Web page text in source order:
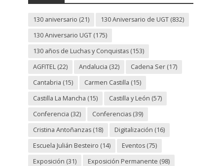
130 aniversario (21) 130 Aniversario de UGT(832)
130 Aniversario UGT(175)
130 años de Luchas y Conquistas(153)
AGFITEL(22) Andalucia (32) Cadena Ser(17)
Cantabria (15) Carmen Castilla (15)
Castilla La Mancha (15) Castilla y León (57)
Conferencia (32) Conferencias(39)
Cristina Antoñanzas(18) Digitalización (16)
Escuela Julián Besteiro (14) Eventos(75)
Exposición (31) Exposición Permanente (98)